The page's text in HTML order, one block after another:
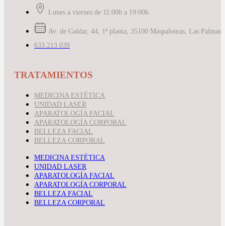
Lunes a viernes de 11:00h a 19:00h
Av. de Galdar, 44, 1ª planta, 35100 Maspalomas, Las Palmas
633 213 039
TRATAMIENTOS
MEDICINA ESTÉTICA
UNIDAD LASER
APARATOLOGÍA FACIAL
APARATOLOGÍA CORPORAL
BELLEZA FACIAL
BELLEZA CORPORAL
MEDICINA ESTÉTICA
UNIDAD LASER
APARATOLOGÍA FACIAL
APARATOLOGÍA CORPORAL
BELLEZA FACIAL
BELLEZA CORPORAL